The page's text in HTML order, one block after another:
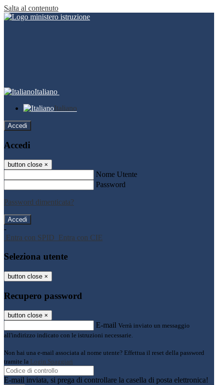
Salta al contenuto
Italiano
Italiano
Accedi
Accedi
button close ×
Nome Utente
Password
Password dimenticata?
-
Entra con SPID Entra con CIE
Seleziona utente
button close ×
Recupero password
button close ×
E-mail Verrà inviato un messaggio
all'indirizzo indicato con le istruzioni necessarie.
Non hai una e-mail associata al nome utente? Effettua il reset della password
tramite la Login Spaggiari
E-mail inviata, si prega di controllare la casella di posta elettronica!